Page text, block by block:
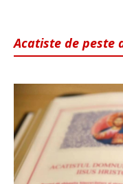
Acatiste de peste